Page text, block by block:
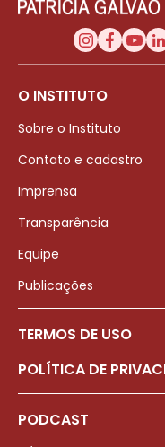
O INSTITUTO
Sobre o Instituto
Contato e cadastro
Imprensa
Transparência
Equipe
Publicações
TERMOS DE USO
POLÍTICA DE
PODCAST